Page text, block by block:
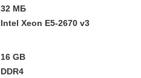
32 МБ
Intel Xeon E5-2670 v3
16 GB
DDR4